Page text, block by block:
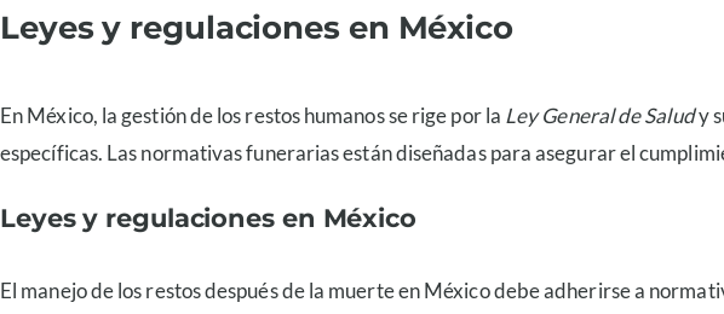
Leyes y regulaciones en México
En México, la gestión de los restos humanos se rige por la Ley General de Saludy
específicas. Las normativas funerarias están diseñadas para asegurar el
Leyes y regulaciones en México
El manejo de los restos después de la muerte en México debe adherirse a